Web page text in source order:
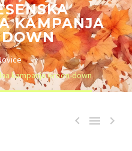
KAMPANJA
kampanja Green-down
  